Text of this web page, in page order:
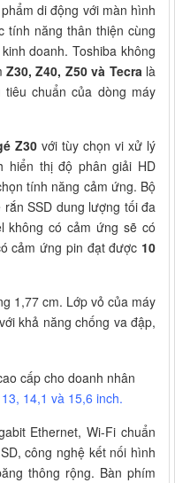
di động với màn hình
tính năng thân thiện cùng
doanh. Toshiba không
Z30, Z40, Z50 và Tecralà
chuẩn của dòng máy
Z30với tùy chọn vi xử lý
hiển thị độ phân giải HD
tính năng cảm ứng. Bộ
SSD dung lượng tối đa
không có cảm ứng sẽ có
cảm ứng pin đạt được 10
1,77 cm. Lớp vỏ của máy
khả năng chống va đập,
14,1 và 15,6 inch.
Ethernet, Wi-Fi chuẩn
công nghệ kết nối hình
thông rộng. Bàn phím